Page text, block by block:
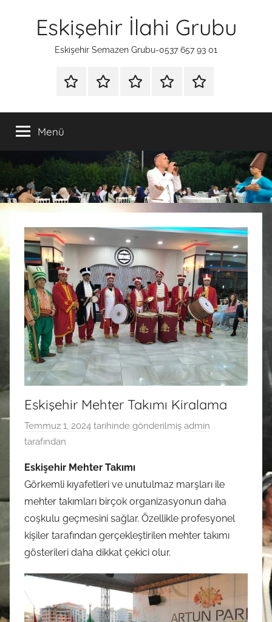
Eskişehir İlahi Grubu
Eskişehir Semazen Grubu-0537 657 93 01
ANA
SÜNNETİLAHİ
HAKKIMIZDA
İLETİŞİM
Menü
Eskişehir Mehter Takımı Kiralama
Temmuz 1, 2024 tarihinde gönderilmiş admin
tarafından
Eskişehir Mehter Takımı
Görkemli kıyafetleri ve unutulmaz marşları ile
mehter takımları birçok organizasyonun daha
coşkulu geçmesini sağlar. Özellikle profesyonel
kişiler tarafından gerçekleştirilen mehter takımı
gösterileri daha dikkat çekici olur.